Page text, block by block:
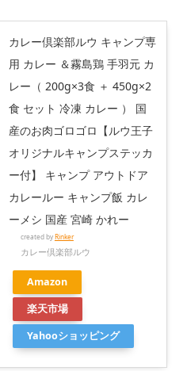
カレー倶楽部ルウ キャンプ専
用 カレー ＆霧島鶏 手羽元 カ
レー（ 200g×3食 ＋ 450g×2
食 セット 冷凍 カレー ） 国
産のお肉ゴロゴロ【ルウ王子
オリジナルキャンプステッカ
ー付】 キャンプ アウトドア
カレールー キャンプ飯 カレ
ーメシ 国産 宮崎 かれー
created byRinker
カレー倶楽部ルウ
Amazon
楽天市場
Yahooショッピング